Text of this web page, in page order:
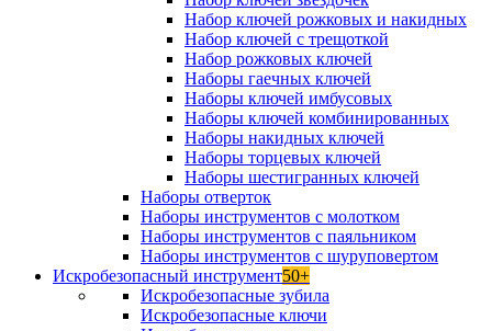
Набор ключей рожковых и накидных
Набор ключей с трещоткой
Набор рожковых ключей
Наборы гаечных ключей
Наборы ключей имбусовых
Наборы ключей комбинированных
Наборы накидных ключей
Наборы торцевых ключей
Наборы шестигранных ключей
Наборы отверток
Наборы инструментов с молотком
Наборы инструментов с паяльником
Наборы инструментов с шуруповертом
Искробезопасный инструмент50+
Искробезопасные зубила
Искробезопасные ключи